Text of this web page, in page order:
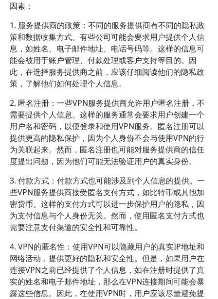
因素：
1. 服务提供商的政策：不同的服务提供商有不同的隐私政
策和数据收集方式。有些公司可能会要求用户提供个人信
息，如姓名、电子邮件地址、电话号码等。这样的信息可
能会被用于账户管理、付款处理或客户支持等目的。因
此，在选择服务提供商之前，应该仔细阅读他们的隐私政
策，了解他们如何处理个人信息。
2. 匿名注册：一些VPN服务提供商允许用户匿名注册，不
需要提供个人信息。这样的服务通常会要求用户创建一个
用户名和密码，以便登录和使用VPN服务。匿名注册可以
提供更高的隐私保护，因为个人身份不会与使用VPN的行
为关联起来。然而，匿名注册也可能对服务提供商的信任
度提出问题，因为他们可能无法验证用户的真实身份。
3. 付款方式：付款方式也可能涉及到个人信息的提供。一
些VPN服务提供商接受匿名支付方式，如比特币或其他加
密货币。这样的支付方式可以进一步保护用户的隐私，因
为支付信息与个人身份无关。然而，使用匿名支付方式也
需要注意支付渠道的安全性和可靠性。
4. VPN的匿名性：使用VPN可以隐藏用户的真实IP地址和
网络活动，提供更好的隐私和安全性。但是，如果用户在
连接VPN之前已经提供了个人信息，如在注册时提供了真
实的姓名和电子邮件地址，那么在VPN连接期间可能会暴
露这些信息。因此，在使用VPN时，用户应该尽量避免提